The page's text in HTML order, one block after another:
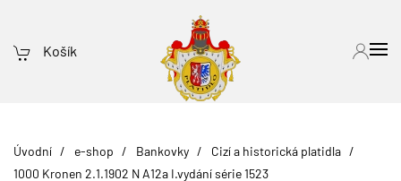
Košík
Úvodní e-shop Bankovky
Cizí a historická platidla
1000 Kronen 2.1.1902 N A12a I.vydání série 1523